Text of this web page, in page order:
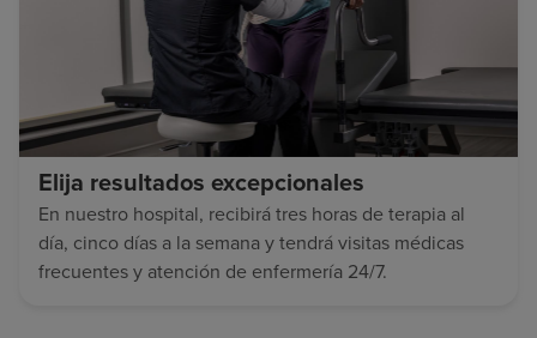
Elija resultados excepcionales
En nuestro hospital, recibirá tres horas de terapia al
día, cinco días a la semana y tendrá visitas médicas
frecuentes y atención de enfermería 24/7.